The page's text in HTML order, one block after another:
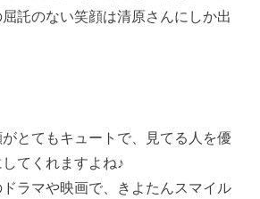
託のない笑顔は清原さんにしか出
とてもキュートで、見てる人を優
てくれますよね♪
ラマや映画で、きよたんスマイル